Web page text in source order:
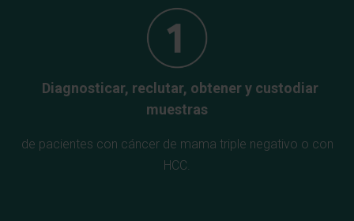
Diagnosticar, reclutar, obtener y custodiar
muestras
de pacientes con cáncer de mama triple negativo o con
HCC.